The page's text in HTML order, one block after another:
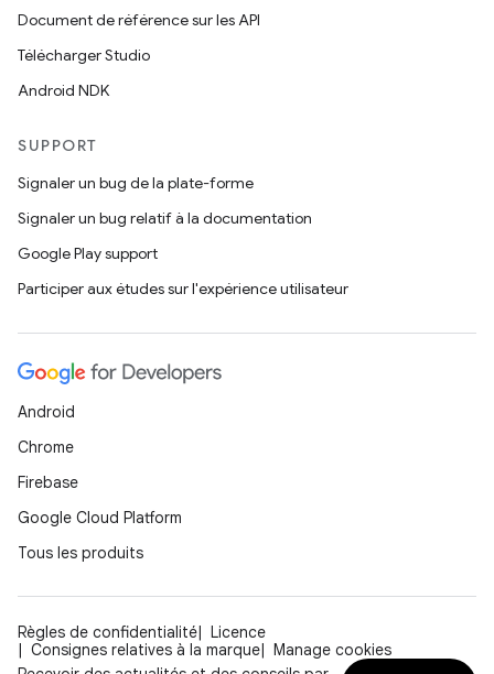
Document de référence sur les API
Télécharger Studio
Android NDK
SUPPORT
Signaler un bug de la plate-forme
Signaler un bug relatif à la documentation
Google Play support
Participer aux études sur l'expérience utilisateur
Android
Chrome
Firebase
Google Cloud Platform
Tous les produits
Règles de confidentialité
Licence
Consignes relatives à la marque
Manage cookies